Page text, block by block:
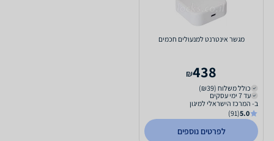
מגשר אינטרנט למנעולים חכמים
438
₪
כולל משלוח (₪39)
עד 7 ימי עסקים
ב- המרכז הישראלי למיגון
5.0
(91)
לפרטים נוספים